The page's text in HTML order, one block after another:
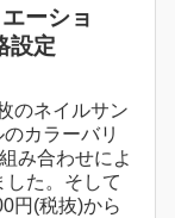
ーショ
設定
のネイルサン
カラーバリ
み合わせによ
した。そして
円(税抜)から